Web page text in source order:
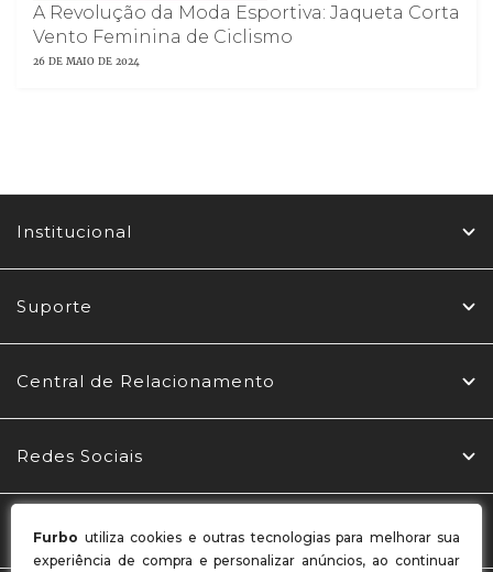
Furbo utiliza cookies e outras tecnologias para melhorar sua
experiência de compra e personalizar anúncios, ao continuar
A Revolução da Moda Esportiva: Jaqueta Corta
Vento Feminina de Ciclismo
26 DE MAIO DE 2024
Institucional
Suporte
Central de Relacionamento
Redes Sociais
Formas de Pagamento